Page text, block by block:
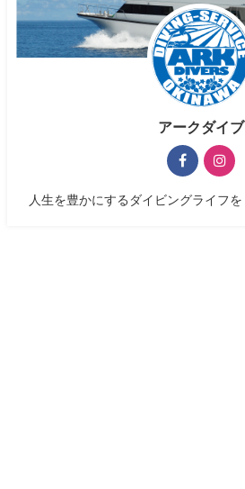
アークダイブ
人生を豊かにするダイビングライフを